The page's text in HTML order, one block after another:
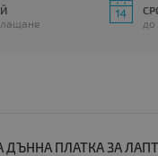
до
ПЛАТКА ЗА